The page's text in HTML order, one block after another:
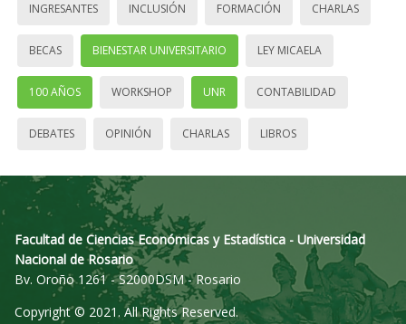
INGRESANTES INCLUSIÓN FORMACIÓN CHARLAS
BECAS BIENESTAR UNIVERSITARIO LEY MICAELA
100 AÑOS WORKSHOP UNR CONTABILIDAD
DEBATES OPINIÓN CHARLAS LIBROS
Facultad de Ciencias Económicas y Estadística - Universidad
Nacional de Rosario
Bv. Oroño 1261 - S2000DSM - Rosario
Copyright © 2021. All Rights Reserved.